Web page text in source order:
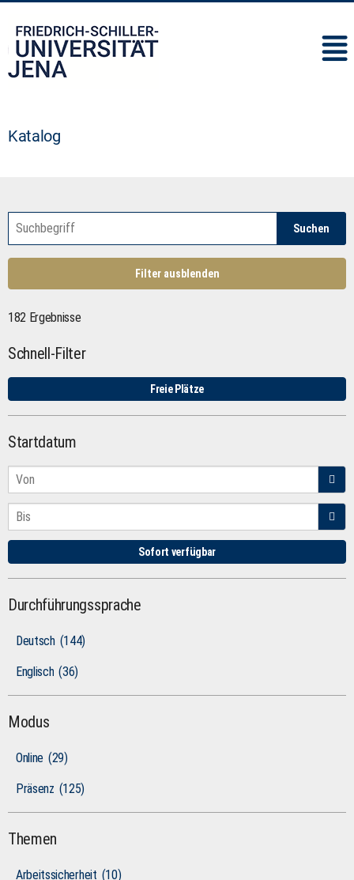
Katalog
Suchen
Filter ausblenden
182 Ergebnisse
Schnell-Filter
Freie Plätze
Startdatum
Sofort verfügbar
Durchführungssprache
Deutsch (144)
Englisch (36)
Modus
Online (29)
Präsenz (125)
Themen
Arbeitssicherheit (10)